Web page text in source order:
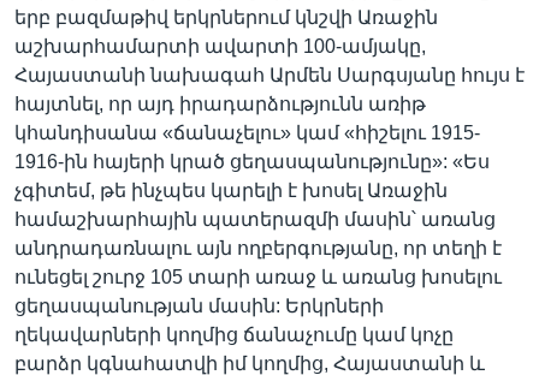
երբ բազմաթիվ երկրներում կնշվի Առաջին
աշխարհամարտի ավարտի 100-ամյակը,
Հայաստանի նախագահ Արմեն Սարգսյանը հույս է
հայտնել, որ այդ իրադարձությունն առիթ
կհանդիսանա «ճանաչելու» կամ «հիշելու 1915-
1916-ին հայերի կրած ցեղասպանությունը»: «Ես
չգիտեմ, թե ինչպես կարելի է խոսել Առաջին
համաշխարհային պատերազմի մասին՝ առանց
անդրադառնալու այն ողբերգությանը, որ տեղի է
ունեցել շուրջ 105 տարի առաջ և առանց խոսելու
ցեղասպանության մասին: Երկրների
ղեկավարների կողմից ճանաչումը կամ կոչը
բարձր կգնահատվի իմ կողմից, Հայաստանի և